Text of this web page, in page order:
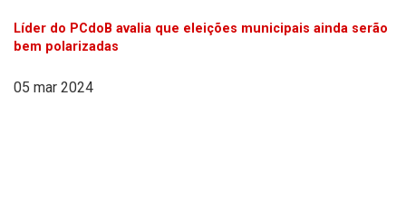
Líder do PCdoB avalia que eleições municipais ainda serão
bem polarizadas
05 mar 2024